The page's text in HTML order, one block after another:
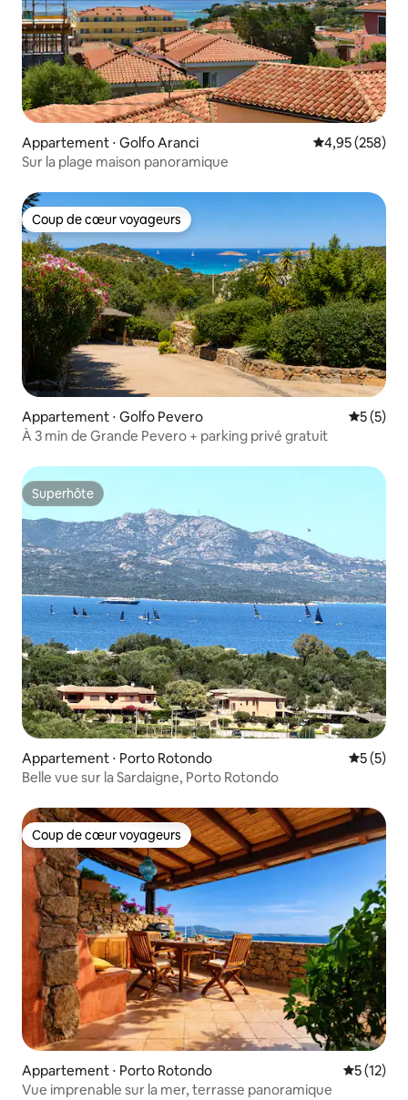
Appartement ⋅ Golfo Aranci Évaluation
4,95 (258)
Sur la plage maison panoramique
Coup de cœur voyageurs
Coup de cœur voyageurs
Appartement ⋅ Golfo Pevero
5 (5)
À 3 min de Grande Pevero + parking privé gratuit
Superhôte
Superhôte
Appartement ⋅ Porto Rotondo
5 (5)
Belle vue sur la Sardaigne, Porto Rotondo
Coup de cœur voyageurs
Coup de cœur voyageurs
Appartement ⋅ Porto Rotondo
5 (12)
Vue imprenable sur la mer, terrasse panoramique